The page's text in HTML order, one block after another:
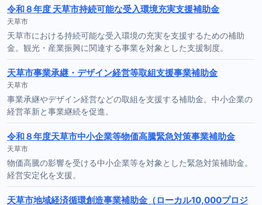
令和８年度 天草市持続可能な受入環境充実支援補助金
天草市
天草市における持続可能な受入環境の充実を支援するための補助
金。観光・産業振興に関連する事業を対象とした支援制度。
天草市事業承継・デザイン経営等取組支援事業補助金
天草市
事業承継やデザイン経営などの取組を支援する補助金。中小企業の
経営革新と事業継続を促進。
令和８年度天草市中小企業等物価高騰緊急対策事業補助金
天草市
物価高騰の影響を受ける中小企業等を対象とした緊急対策補助金。
経営安定化を支援。
天草市地域経済循環創造事業補助金（ローカル10,000プロジ